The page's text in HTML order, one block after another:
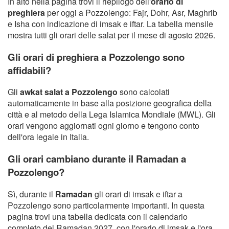
preghieraper oggi a Pozzolengo: Fajr, Dohr, Asr, Maghrib
e Isha con indicazione di imsak e iftar. La tabella mensile
mostra tutti gli orari delle salat per il mese di agosto 2026.
Gli orari di preghiera a Pozzolengo sono
affidabili?
Gli awkat salat a Pozzolengo sono calcolati
automaticamente in base alla posizione geografica della
città e al metodo della Lega Islamica Mondiale (MWL). Gli
orari vengono aggiornati ogni giorno e tengono conto
dell'ora legale in Italia.
Gli orari cambiano durante il Ramadan a
Pozzolengo?
Sì, durante il Ramadan gli orari di imsak e iftar a
Pozzolengo sono particolarmente importanti. In questa
pagina trovi una tabella dedicata con il calendario